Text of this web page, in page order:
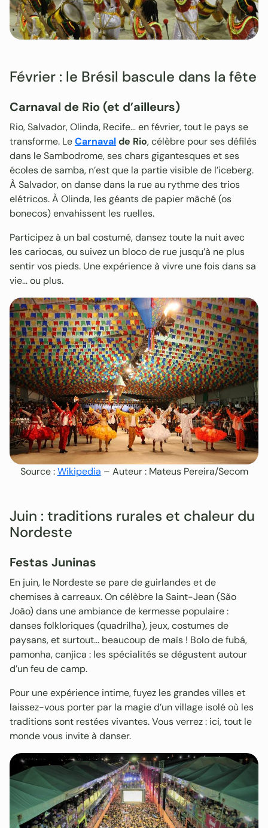
Février : le Brésil bascule dans la fête
Carnaval de Rio (et d’ailleurs)
Rio, Salvador, Olinda, Recife… en février, tout le pays se
transforme. LeCarnavalde Rio, célèbre pour ses défilés
dans le Sambodrome, ses chars gigantesques et ses
écoles de samba, n’est que la partie visible de l’iceberg.
À Salvador, on danse dans la rue au rythme des trios
elétricos. À Olinda, les géants de papier mâché (os
bonecos) envahissent les ruelles.
Participez à un bal costumé, dansez toute la nuit avec
les cariocas, ou suivez un bloco de rue jusqu’à ne plus
sentir vos pieds. Une expérience à vivre une fois dans sa
vie… ou plus.
Source :Wikipedia – Auteur : Mateus Pereira/Secom
Juin : traditions rurales et chaleur du
Nordeste
Festas Juninas
En juin, le Nordeste se pare de guirlandes et de
chemises à carreaux. On célèbre la Saint-Jean (São
João) dans une ambiance de kermesse populaire :
danses folkloriques (quadrilha), jeux, costumes de
paysans, et surtout… beaucoup de maïs ! Bolo de fubá,
pamonha, canjica : les spécialités se dégustent autour
d’un feu de camp.
Pour une expérience intime, fuyez les grandes villes et
laissez-vous porter par la magie d’un village isolé où les
traditions sont restées vivantes. Vous verrez : ici, tout le
monde vous invite à danser.